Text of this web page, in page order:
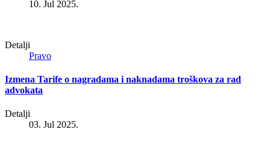
10. Jul 2025.
Detalji
Pravo
Izmena Tarife o nagradama i naknadama troškova za rad
advokata
Detalji
03. Jul 2025.